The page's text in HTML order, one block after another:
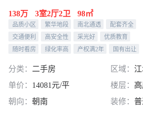
138万 3室2厅2卫 98㎡
品质小区 繁华地段 南北通透
配套齐全
交通便利
高安全性 采光好
优质教育
随时看房
绿化率高 产权满2年 国有出让
分类： 二手房 区域：
单价： 14081元/平 楼层：
朝向： 朝南 装修：